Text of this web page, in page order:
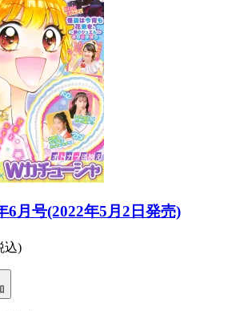
6月号(2022年5月2日発売)
込)